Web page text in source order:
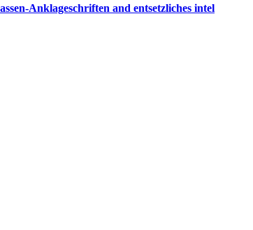
Anklageschriften and entsetzliches intel